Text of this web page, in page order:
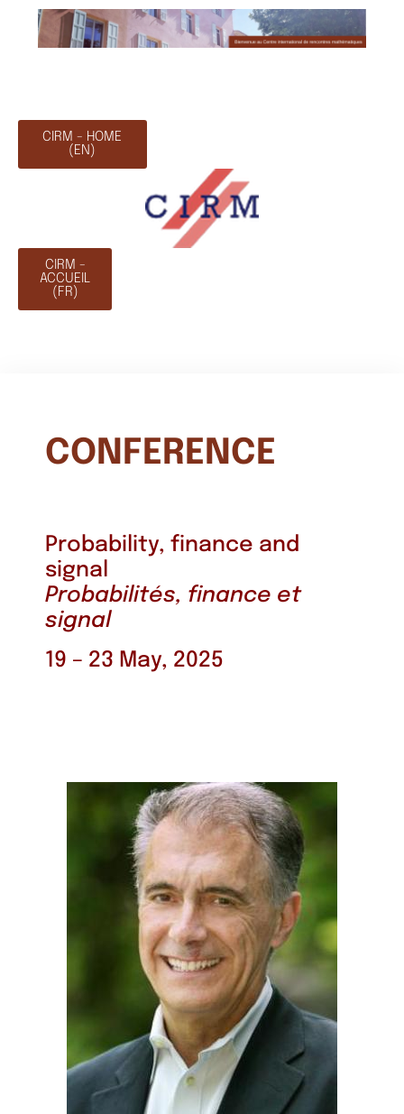
CIRM - HOME
(EN)
CIRM -
ACCUEIL
(FR)
CONFERENCE
Probability, finance and
signal
Probabilités, finance et
signal
19 – 23 May, 2025